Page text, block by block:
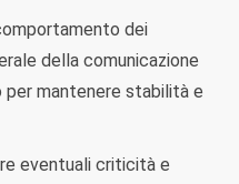
dei
della comunicazione
mantenere stabilità e
eventuali criticità e